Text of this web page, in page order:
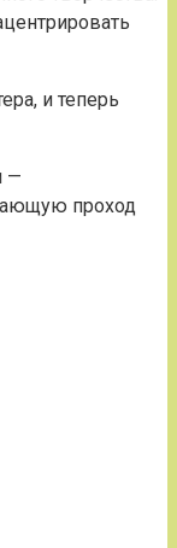
и теперь
—
проход